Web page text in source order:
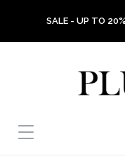
SALE - UP TO